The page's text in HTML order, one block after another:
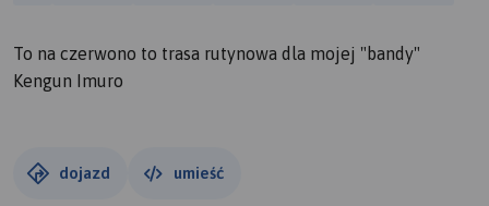
To na czerwono to trasa rutynowa dla mojej "bandy"
Kengun Imuro
dojazd umieść